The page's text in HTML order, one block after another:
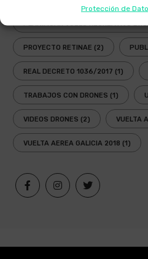
Protección de
PROYECTO RETINAE (2)
REAL DECRETO 1036/2017 (1)
TRABAJOS CON DRONES (1)
VIDEOS DRONES (2) VUELTA
VUELTA AEREA GALICIA 2018 (1)